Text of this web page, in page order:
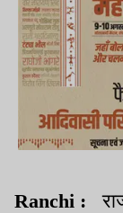
Ranchi :